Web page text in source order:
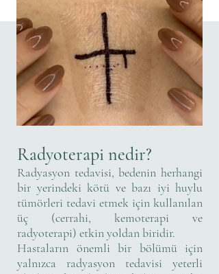
Radyoterapi nedir?
Radyasyon tedavisi, bedenin herhangi
bir yerindeki kötü ve bazı iyi huylu
tümörleri tedavi etmek için kullanılan
üç (cerrahi, kemoterapi ve
radyoterapi) etkin yoldan biridir.
Hastaların önemli bir bölümü için
yalnızca radyasyon tedavisi yeterli